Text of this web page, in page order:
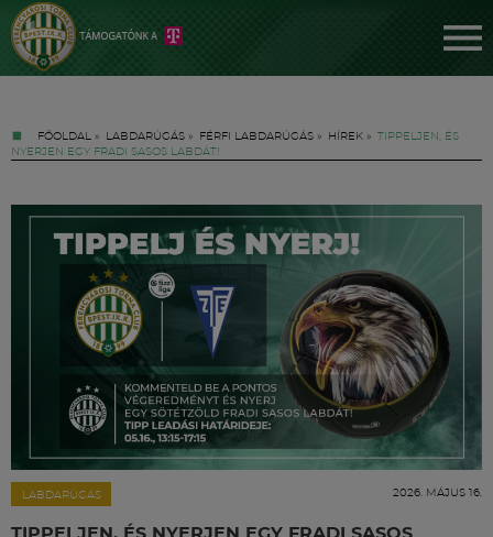
FŐOLDAL » LABDARÚGÁS » FÉRFI LABDARÚGÁS » HÍREK » TIPPELJEN, ÉS
NYERJEN EGY FRADI SASOS LABDÁT!
LABDARÚGÁS 2026. MÁJUS 16.
TIPPELJEN, ÉS NYERJEN EGY FRADI SASOS
Jegyek
FM YouTube +
Hírek
Labdarúgás